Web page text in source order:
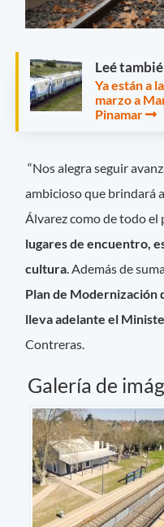
Leé
Ya están a
marzo a
Pinamar
“Nos alegra seguir
ambicioso que brindará
Álvarez como de todo el
lugares de encuentro,
cultura . Además de
Plan de Modernización
lleva adelante el
Contreras.
Galería de